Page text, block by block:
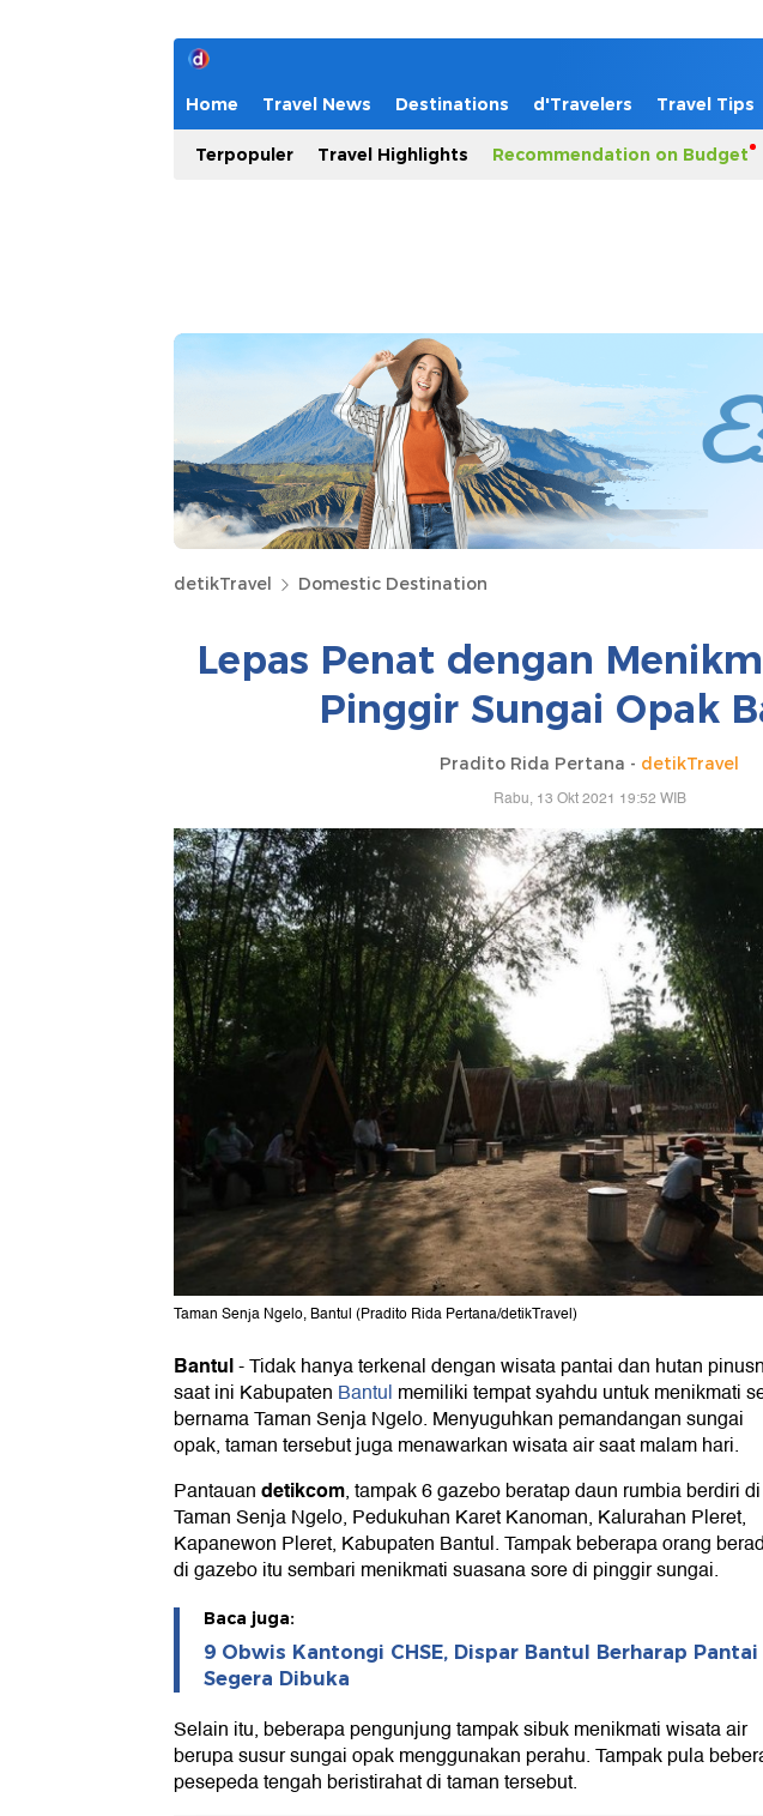
Home Travel News Destinations d'Travelers Travel Tips
Terpopuler Travel Highlights Recommendation on Budget
detikTravel Domestic Destination
Lepas Penat dengan
Pinggir Sungai Opak
Pradito Rida Pertana - detikTravel
Rabu, 13 Okt 2021 19:52 WIB
Taman Senja Ngelo, Bantul (Pradito Rida Pertana/detikTravel)
Bantul-Tidak hanya terkenal dengan wisata pantai dan hutan
saat ini Kabupaten Bantul memiliki tempat syahdu untuk menikmati
bernama Taman Senja Ngelo. Menyuguhkan pemandangan sungai
opak, taman tersebut juga menawarkan wisata air saat malam hari.
Pantauandetikcom, tampak 6 gazebo beratap daun rumbia berdiri di
Taman Senja Ngelo, Pedukuhan Karet Kanoman, Kalurahan Pleret,
Kapanewon Pleret, Kabupaten Bantul. Tampak beberapa orang
di gazebo itu sembari menikmati suasana sore di pinggir sungai.
Baca juga:
9 Obwis Kantongi CHSE, Dispar Bantul Berharap Pantai
Segera Dibuka
Selain itu, beberapa pengunjung tampak sibuk menikmati wisata air
berupa susur sungai opak menggunakan perahu. Tampak pula
pesepeda tengah beristirahat di taman tersebut.